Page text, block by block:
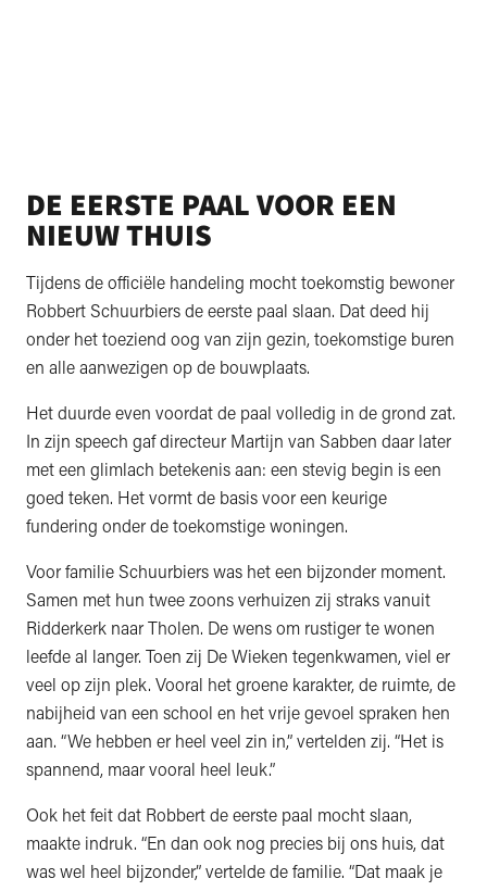
DE EERSTE PAAL VOOR EEN
NIEUW THUIS
Tijdens de officiële handeling mocht toekomstig bewoner
Robbert Schuurbiers de eerste paal slaan. Dat deed hij
onder het toeziend oog van zijn gezin, toekomstige buren
en alle aanwezigen op de bouwplaats.
Het duurde even voordat de paal volledig in de grond zat.
In zijn speech gaf directeur Martijn van Sabben daar later
met een glimlach betekenis aan: een stevig begin is een
goed teken. Het vormt de basis voor een keurige
fundering onder de toekomstige woningen.
Voor familie Schuurbiers was het een bijzonder moment.
Samen met hun twee zoons verhuizen zij straks vanuit
Ridderkerk naar Tholen. De wens om rustiger te wonen
leefde al langer. Toen zij De Wieken tegenkwamen, viel er
veel op zijn plek. Vooral het groene karakter, de ruimte, de
nabijheid van een school en het vrije gevoel spraken hen
aan. “We hebben er heel veel zin in,” vertelden zij. “Het is
spannend, maar vooral heel leuk.”
Ook het feit dat Robbert de eerste paal mocht slaan,
maakte indruk. “En dan ook nog precies bij ons huis, dat
was wel heel bijzonder,” vertelde de familie. “Dat maak je